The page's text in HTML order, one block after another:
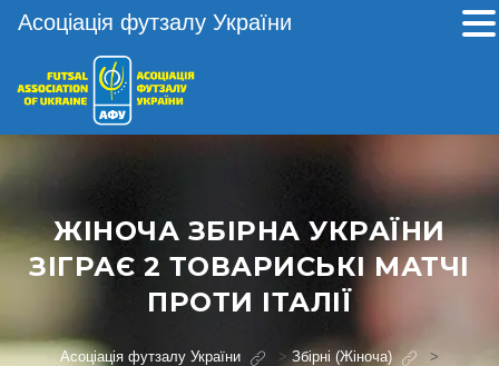
ЖІНОЧА ЗБІРНА УКРАЇНИ
ЗІГРАЄ 2 ТОВАРИСЬКІ МАТЧІ
ПРОТИ ІТАЛІЇ
Асоціація футзалу України >Збірні (Жіноча)
>
Асоціація футзалу України